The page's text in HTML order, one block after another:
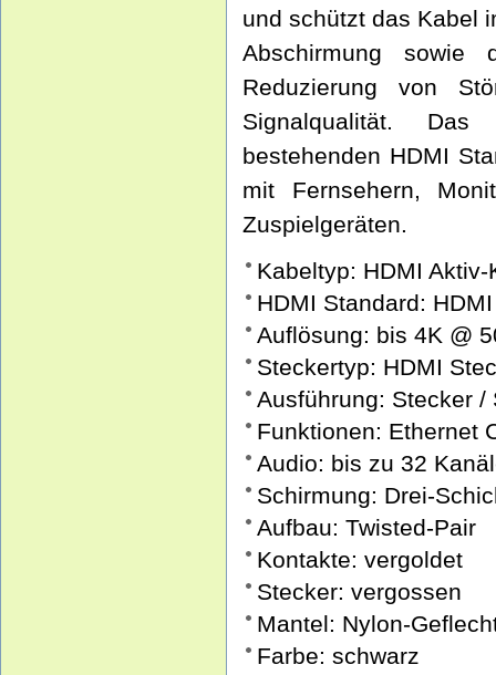
und schützt das Kabel
Abschirmung sowie
Reduzierung von
Signalqualität.
bestehenden HDMI
mit Fernsehern,
Zuspielgeräten.
Kabeltyp: HDMI Aktiv-
HDMI Standard:
Auflösung: bis 4K @
Steckertyp: HDMI
Ausführung: Stecker /
Funktionen: Ethernet
Audio: bis zu 32
Schirmung: Drei-
Aufbau: Twisted-Pair
Kontakte: vergoldet
Stecker: vergossen
Mantel: Nylon-
Farbe: schwarz